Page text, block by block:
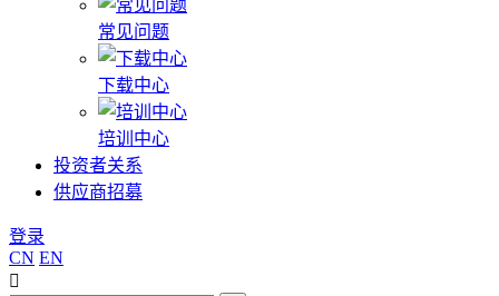
常见问题
下载中心
培训中心
投资者关系
供应商招募
登录
CN EN